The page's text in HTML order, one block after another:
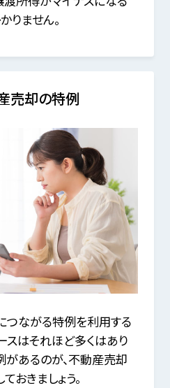
りません。
売却の特例
ながる特例を利用する
スはそれほど多くはあり
があるのが、不動産売却
おきましょう。